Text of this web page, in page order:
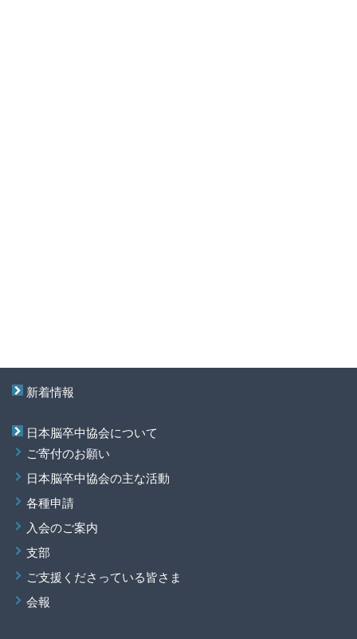
新着情報
日本脳卒中協会について
ご寄付のお願い
日本脳卒中協会の主な活動
各種申請
入会のご案内
支部
ご支援くださっている皆さま
会報